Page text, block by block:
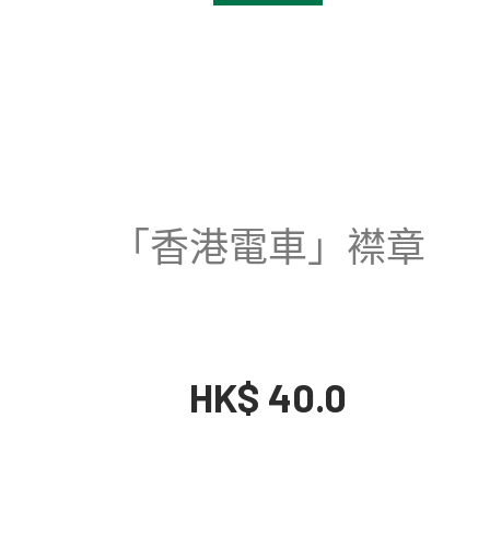
「香港電車」襟章
HK$ 40.0